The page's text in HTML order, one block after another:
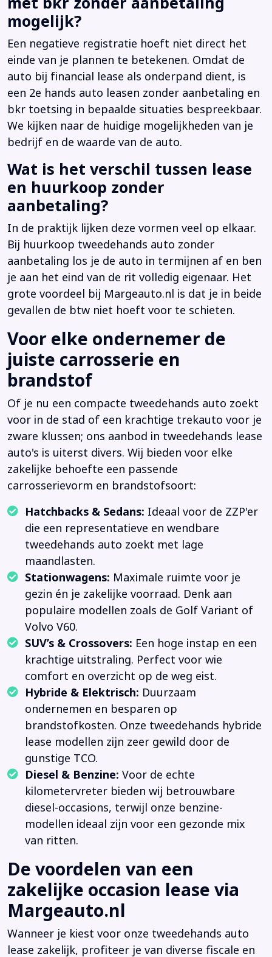
mogelijk?
Een negatieve registratie hoeft niet direct het
einde van je plannen te betekenen. Omdat de
auto bij financial lease als onderpand dient, is
een 2e hands auto leasen zonder aanbetaling en
bkr toetsing in bepaalde situaties bespreekbaar.
We kijken naar de huidige mogelijkheden van je
bedrijf en de waarde van de auto.
Wat is het verschil tussen lease
en huurkoop zonder
aanbetaling?
In de praktijk lijken deze vormen veel op elkaar.
Bij huurkoop tweedehands auto zonder
aanbetaling los je de auto in termijnen af en ben
je aan het eind van de rit volledig eigenaar. Het
grote voordeel bij Margeauto.nl is dat je in beide
gevallen de btw niet hoeft voor te schieten.
Voor elke ondernemer de
juiste carrosserie en
brandstof
Of je nu een compacte tweedehands auto zoekt
voor in de stad of een krachtige trekauto voor je
zware klussen; ons aanbod in tweedehands lease
auto's is uiterst divers. Wij bieden voor elke
zakelijke behoefte een passende
carrosserievorm en brandstofsoort:
Hatchbacks & Sedans: Ideaal voor de ZZP'er
die een representatieve en wendbare
tweedehands auto zoekt met lage
maandlasten.
Stationwagens: Maximale ruimte voor je
gezin én je zakelijke voorraad. Denk aan
populaire modellen zoals de Golf Variant of
Volvo V60.
SUV’s & Crossovers: Een hoge instap en een
krachtige uitstraling. Perfect voor wie
comfort en overzicht op de weg eist.
Hybride & Elektrisch: Duurzaam
ondernemen en besparen op
brandstofkosten. Onze tweedehands hybride
lease modellen zijn zeer gewild door de
gunstige TCO.
Diesel & Benzine: Voor de echte
kilometervreter bieden wij betrouwbare
diesel-occasions, terwijl onze benzine-
modellen ideaal zijn voor een gezonde mix
van ritten.
De voordelen van een
zakelijke occasion lease via
Margeauto.nl
Wanneer je kiest voor onze tweedehands auto
lease zakelijk, profiteer je van diverse fiscale en